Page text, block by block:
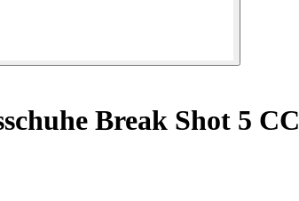
Break Shot 5 CC